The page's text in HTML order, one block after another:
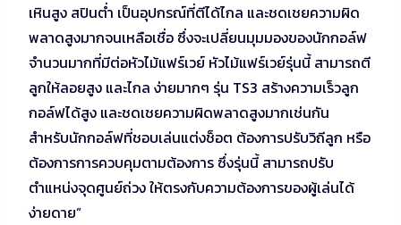
เหินสูง สปินต่ำ เป็นอุปกรณ์ที่ตีได้ไกล และชดเชยความผิด
พลาดสูงมากจนเหลือเชื่อ ซึ่งจะเปลี่ยนมุมมองของนักกอล์ฟ
จำนวนมากที่มีต่อหัวไม้แฟร์เวย์ หัวไม้แฟร์เวย์รุ่นนี้ สามารถตี
ลูกให้ลอยสูง และไกล ง่ายมากๆ รุ่น TS3 สร้างความเร็วลูก
กอล์ฟได้สูง และชดเชยความผิดพลาดสูงมากเช่นกัน
สำหรับนักกอล์ฟที่ชอบเล่นแต่งช็อต ต้องการปรับวิถีลูก หรือ
ต้องการการควบคุมตามต้องการ ซึ่งรุ่นนี้ สามารถปรับ
ตำแหน่งจุดศูนย์ถ่วง ให้ตรงกับความต้องการของผู้เล่นได้
ง่ายดาย”